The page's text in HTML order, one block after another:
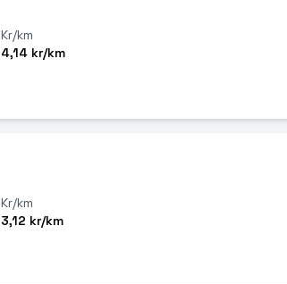
Kr/km
4,14 kr/km
Kr/km
3,12 kr/km